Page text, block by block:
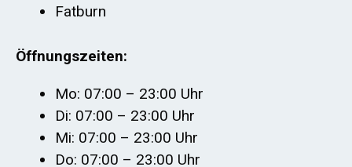
Fatburn
Öffnungszeiten:
Mo: 07:00 – 23:00 Uhr
Di: 07:00 – 23:00 Uhr
Mi: 07:00 – 23:00 Uhr
Do: 07:00 – 23:00 Uhr